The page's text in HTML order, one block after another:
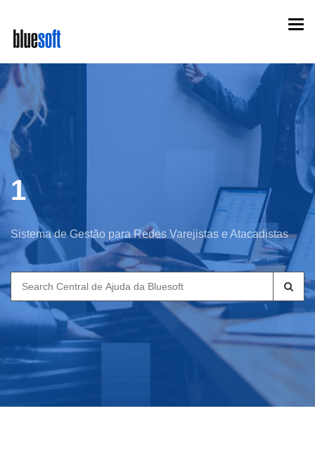
main
content
1
Sistema de Gestão para Redes Varejistas e Atacadistas
Search
for: